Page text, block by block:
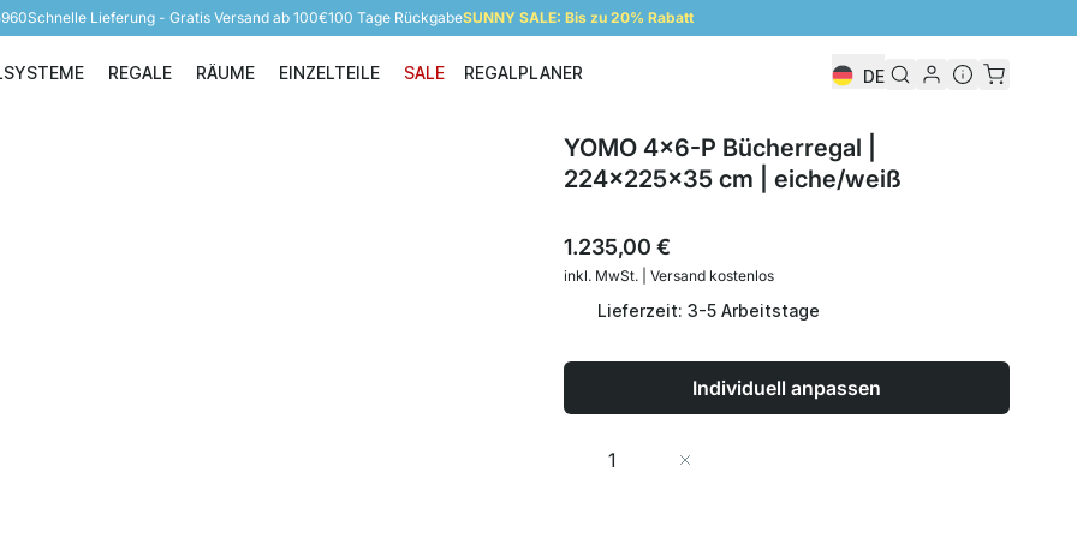
Schnelle Lieferung - Gratis Versand ab 100€100 Tage RückgabeSUNNY SALE: Bis zu 20% Rabatt
Regalsysteme
REGALE
Regale
RÄUME
Räume
EINZELTEILE
Einzelteile
SALE REGALPLANER DE
YOMO 4x6-P Bücherregal |
224x225x35 cm | eiche/weiß
1.235,00 €
inkl. MwSt. | Versand kostenlos
Lieferzeit: 3-5 Arbeitstage
Individuell anpassen
Menge